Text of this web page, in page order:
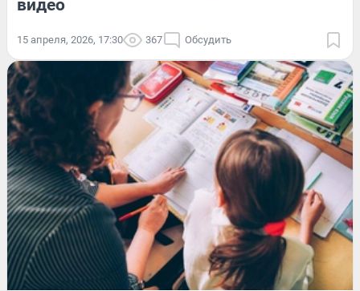
видео
15 апреля, 2026, 17:30 367 Обсудить